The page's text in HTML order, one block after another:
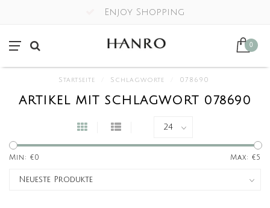
Enjoy Shopping
0
Startseite Schlagworte 078690
ARTIKEL MIT SCHLAGWORT 078690
Min: €0 Max: €5